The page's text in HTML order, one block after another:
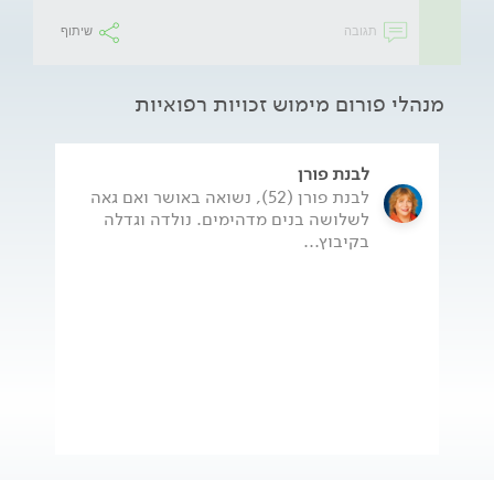
תגובה שיתוף
מנהלי פורום מימוש זכויות רפואיות
לבנת פורן
לבנת פורן (52), נשואה באושר ואם גאה
לשלושה בנים מדהימים. נולדה וגדלה
בקיבוץ...